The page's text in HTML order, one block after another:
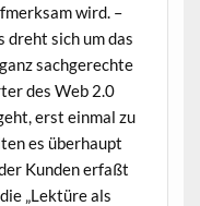
wird. –
dreht sich um das
sachgerechte
des Web 2.0
erst einmal zu
es überhaupt
Kunden erfaßt
„Lektüre als